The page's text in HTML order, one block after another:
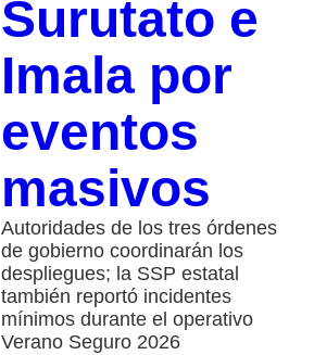
Surutato e
Imala por
eventos
masivos
Autoridades de los tres órdenes
de gobierno coordinarán los
despliegues; la SSP estatal
también reportó incidentes
mínimos durante el operativo
Verano Seguro 2026